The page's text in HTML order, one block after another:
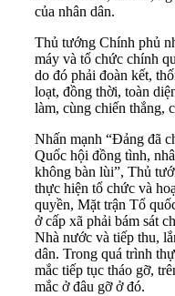
của nhân dân.
Thủ tướng Chính phủ
máy và tổ chức chính
do đó phải đoàn kết,
loạt, đồng thời, toàn
làm, cùng chiến thắng,
Nhấn mạnh “Đảng đã
Quốc hội đồng tình,
không bàn lùi”, Thủ
thực hiện tổ chức và
quyền, Mặt trận Tổ
ở cấp xã phải bám sát
Nhà nước và tiếp thu,
dân. Trong quá trình
mắc tiếp tục tháo gỡ,
mắc ở đâu gỡ ở đó.